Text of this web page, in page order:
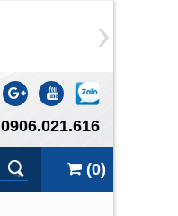
0906.021.616
(0)